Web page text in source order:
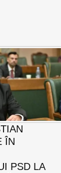
ÎN
PSD LA